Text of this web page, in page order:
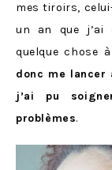
mes tiroirs,
un an que j’ai
quelque chose
donc me lancer
j’ai pu
problèmes.